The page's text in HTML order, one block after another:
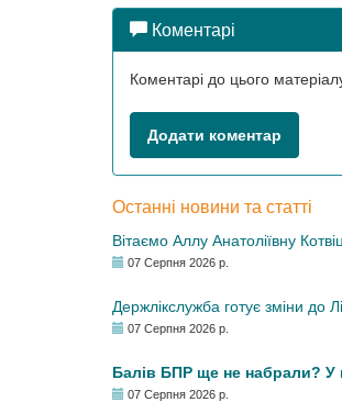
Коментарі
Коментарі до цього
Додати коментар
Останні новини та статті
Вітаємо Аллу Анатоліївну
07 Серпня 2026 р.
Держлікслужба готує зміни до
07 Серпня 2026 р.
Балів БПР ще не набрали? У
07 Серпня 2026 р.